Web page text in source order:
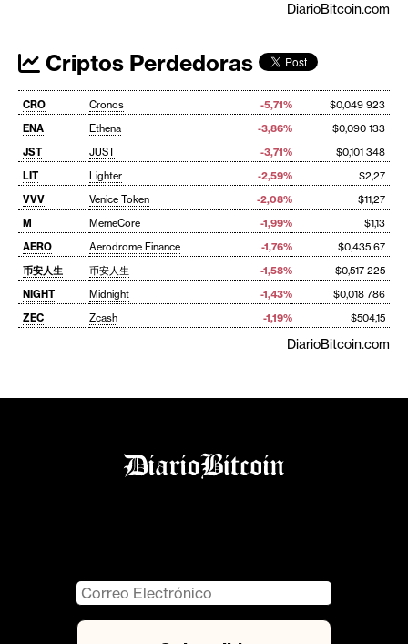
DiarioBitcoin.com
Criptos Perdedoras
CRO Cronos -5,71%
$0,049 923
ENA
Ethena -3,86%
$0,090 133
JST
JUST -3,71%
$0,101 348
LIT
Lighter -2,59%
$2,27
VVV
Venice Token -2,08%
$11,27
M
MemeCore -1,99%
$1,13
AERO
Aerodrome Finance -1,76%
$0,435 67
币安人生
币安人生 -1,58%
$0,517 225
NIGHT
Midnight -1,43%
$0,018 786
ZEC
Zcash -1,19% $504,15
DiarioBitcoin.com